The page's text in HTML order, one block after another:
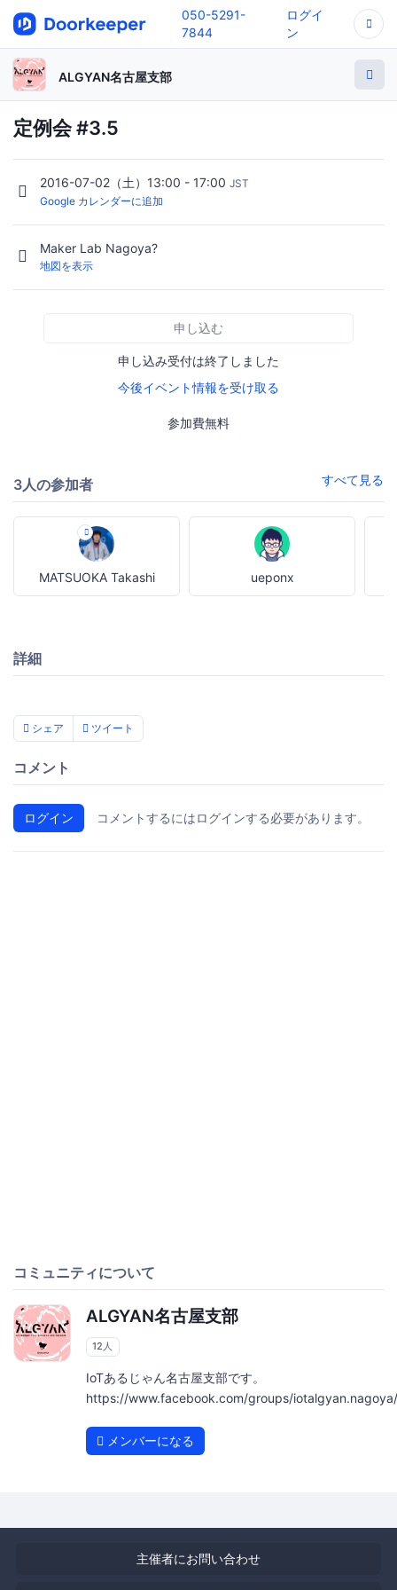
050-5291-
7844
ログイ
ン
ALGYAN名古屋支部
定例会 #3.5
2016-07-02（土）13:00 - 17:00 JST
Google カレンダーに追加
Maker Lab Nagoya?
地図を表示
申し込む
申し込み受付は終了しました
今後イベント情報を受け取る
参加費無料
3人の参加者 すべて見る
MATSUOKA Takashi ueponx
詳細
シェア ツイート
コメント
ログイン コメントするにはログインする必要があります。
コミュニティについて
ALGYAN名古屋支部
12人
IoTあるじゃん名古屋支部です。
https://www.facebook.com/groups/iotalgyan.nagoya/
メンバーになる
主催者にお問い合わせ